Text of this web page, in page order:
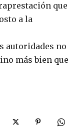
que
a la
autoridades no
más bien que